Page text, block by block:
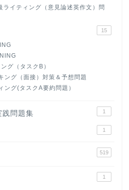
ライティング（意見論述英作文）問
15
グ（タスクB）
ング（面接）対策＆予想問題
ング(タスクA要約問題）
問題集 1
1
519
1